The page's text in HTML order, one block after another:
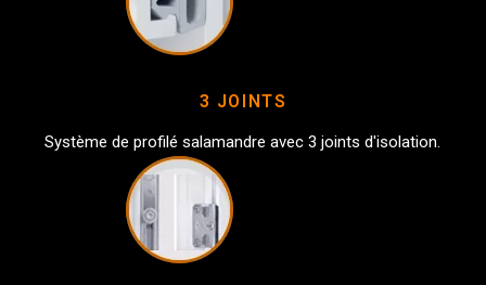
3 JOINTS
Système de profilé salamandre avec 3 joints d'isolation.